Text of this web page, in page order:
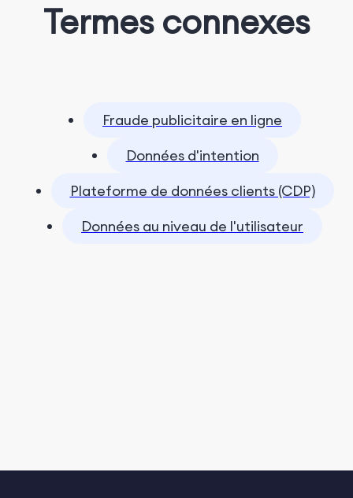
Termes connexes
Fraude publicitaire en ligne
Données d'intention
Plateforme de données clients (CDP)
Données au niveau de l'utilisateur